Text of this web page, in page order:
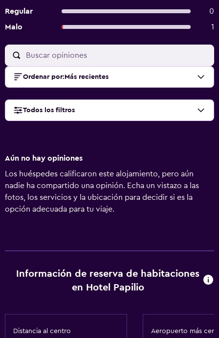
Regular
0
Malo
1
Ordenar por: Más recientes
Todos los filtros
Aún no hay opiniones
Los huéspedes calificaron este alojamiento, pero aún
nadie ha compartido una opinión. Echa un vistazo a las
fotos, los servicios y la ubicación para decidir si es la
opción adecuada para tu viaje.
Información de reserva de habitaciones
en Hotel Papilio
Distancia al centro Aeropuerto más